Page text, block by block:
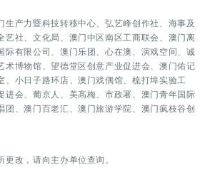
生产力暨科技转移中心、弘艺峰创作社、海事及
艺社、文化局、澳门中区南区工商联会、澳门离
际有限公司、澳门乐团、心在澳、演戏空间、诚
术博物馆、望德堂区创意产业促进会、澳门佑记
、小日子路环店、澳门戏偶馆、梳打埠实验工
进会、葡京人、美高梅、市政署、澳门青年国际
团、澳门百老汇、澳门旅游学院、澳门疯枝谷创
改，请向主办单位查询。